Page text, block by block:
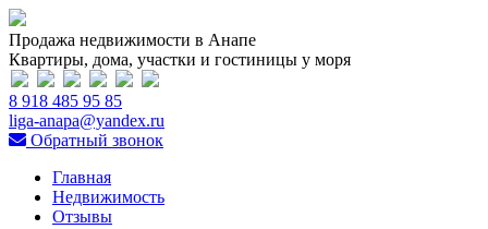
Продажа недвижимости в Анапе
Квартиры, дома, участки и гостиницы у моря
8 918 485 95 85
liga-anapa@yandex.ru
Обратный звонок
Главная
Недвижимость
Отзывы